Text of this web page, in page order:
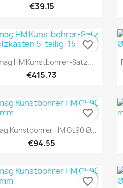
€39.15
Quick view
HM Kunstbohrer-Satz...
€415.73
favorite_border
Quick view
Kunstbohrer HM GL90 Ø...
€94.55
favorite_border
favorite_border